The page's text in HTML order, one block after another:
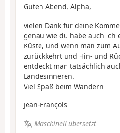
Guten Abend, Alpha,
vielen Dank für deine
genau wie du habe auch ich
Küste, und wenn man zum
zurückkehrt und Hin- und
entdeckt man tatsächlich
Landesinneren.
Viel Spaß beim Wandern
Jean-François
Maschinell übersetzt